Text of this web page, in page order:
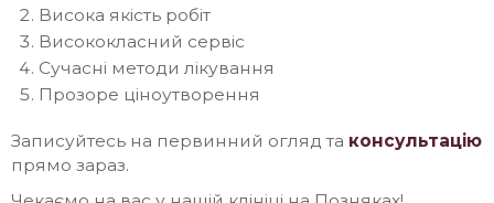
Висока якість робіт
Висококласний сервіс
Сучасні методи лікування
Прозоре ціноутворення
Записуйтесь на первинний огляд та консультацію
прямо зараз.